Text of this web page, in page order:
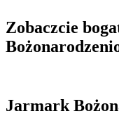
Zobaczcie
Jarmark